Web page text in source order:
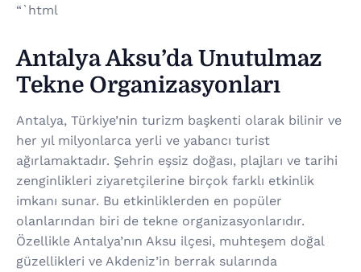
“`html
Antalya Aksu’da Unutulmaz
Tekne Organizasyonları
Antalya, Türkiye’nin turizm başkenti olarak bilinir ve
her yıl milyonlarca yerli ve yabancı turist
ağırlamaktadır. Şehrin eşsiz doğası, plajları ve tarihi
zenginlikleri ziyaretçilerine birçok farklı etkinlik
imkanı sunar. Bu etkinliklerden en popüler
olanlarından biri de tekne organizasyonlarıdır.
Özellikle Antalya’nın Aksu ilçesi, muhteşem doğal
güzellikleri ve Akdeniz’in berrak sularında